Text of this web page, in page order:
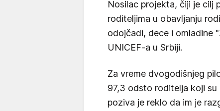
Nosilac projekta, čiji je cilj
roditeljima u obavljanju
odojčadi, dece i omladine
UNICEF-a u Srbiji.
Za vreme dvogodišnjeg
97,3 odsto roditelja koji
poziva je reklo da im je